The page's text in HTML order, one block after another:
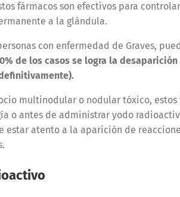
fármacos son efectivos para
a la glándula.
con enfermedad de Graves,
de los casos se logra la
multinodular o nodular tóxico, estos
o antes de administrar yodo
estar atento a la aparición de